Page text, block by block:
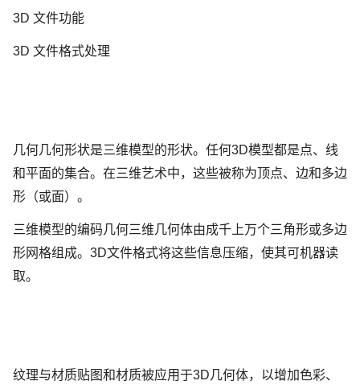
3D 文件功能
3D 文件格式处理
几何几何形状是三维模型的形状。任何3D模型都是点、线
和平面的集合。在三维艺术中，这些被称为顶点、边和多边
形（或面）。
三维模型的编码几何三维几何体由成千上万个三角形或多边
形网格组成。3D文件格式将这些信息压缩，使其可机器读
取。
纹理与材质贴图和材质被应用于3D几何体，以增加色彩、